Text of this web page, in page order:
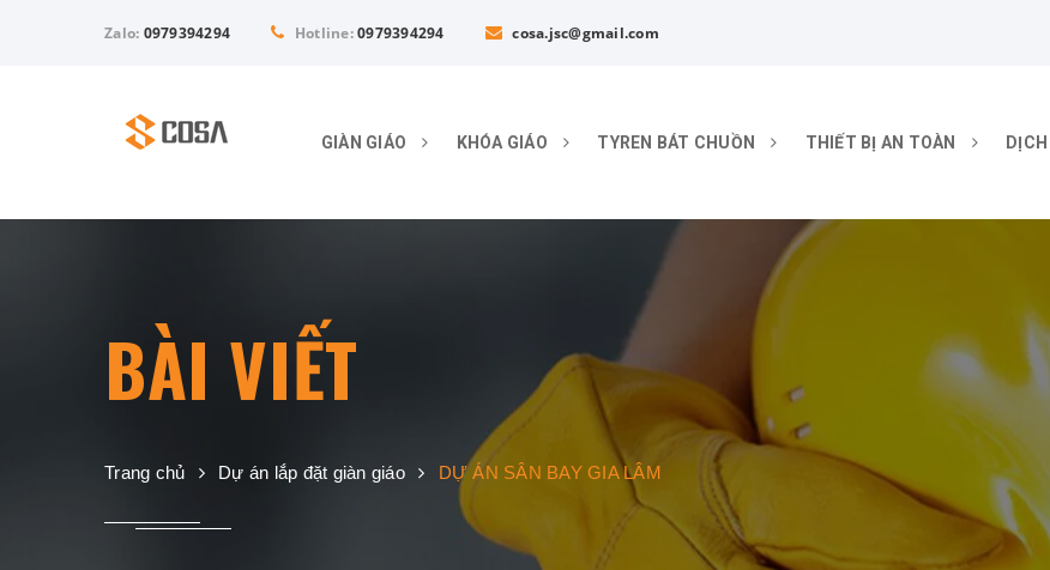
Zalo: 0979394294 Hotline:0979394294 cosa.jsc@gmail.com
GIÀN GIÁO KHÓA GIÁO TYREN BÁT CHUỒN THIẾT BỊ AN TOÀN
BÀI VIẾT
Trang chủ Dự án lắp đặt giàn giáo DỰ ÁN SÂN BAY GIA LÂM